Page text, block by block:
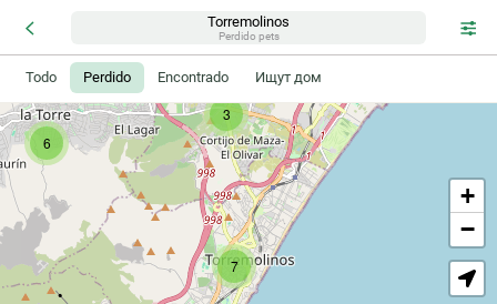
Torremolinos
Perdido pets
Todo Perdido Encontrado Ищут дом
3
6
7
+
−